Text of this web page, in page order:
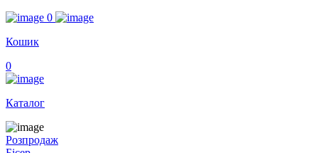
0
Кошик
0
Каталог
Розпродаж